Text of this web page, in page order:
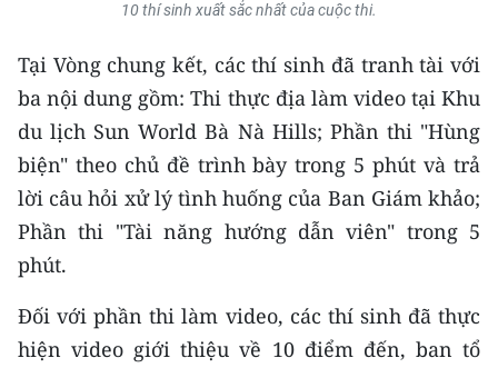
Ảnh
Infographic
TIN MỚI
TIN ĐỊA PHƯƠNG
Đồng bằng sông Hồng
10 thí sinh xuất sắc nhất của cuộc thi.
Tại Vòng chung kết, các thí sinh đã tranh tài với
ba nội dung gồm: Thi thực địa làm video tại Khu
du lịch Sun World Bà Nà Hills; Phần thi "Hùng
biện" theo chủ đề trình bày trong 5 phút và trả
lời câu hỏi xử lý tình huống của Ban Giám khảo;
Phần thi "Tài năng hướng dẫn viên" trong 5
phút.
Đối với phần thi làm video, các thí sinh đã thực
hiện video giới thiệu về 10 điểm đến, ban tổ